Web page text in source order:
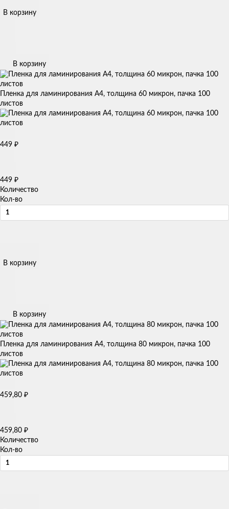
В корзину
В корзину
Пленка для ламинирования А4, толщина 60 микрон, пачка 100
листов
449 ₽
449 ₽
Количество
Кол-во
В корзину
В корзину
Пленка для ламинирования А4, толщина 80 микрон, пачка 100
листов
459,80 ₽
459,80 ₽
Количество
Кол-во